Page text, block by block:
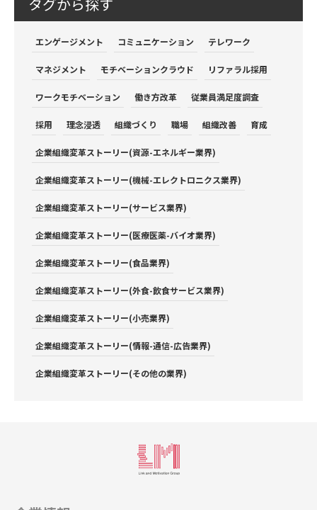
エンゲージメント コミュニケーション テレワーク
マネジメント モチベーションクラウド リファラル採用
ワークモチベーション 働き方改革 従業員満足度調査
採用 理念浸透 組織づくり 職場 組織改善 育成
企業組織変革ストーリー(資源-エネルギー業界)
企業組織変革ストーリー(機械-エレクトロニクス業界)
企業組織変革ストーリー(サービス業界)
企業組織変革ストーリー(医療医薬-バイオ業界)
企業組織変革ストーリー(食品業界)
企業組織変革ストーリー(外食-飲食サービス業界)
企業組織変革ストーリー(小売業界)
企業組織変革ストーリー(情報-通信-広告業界)
企業組織変革ストーリー(その他の業界)